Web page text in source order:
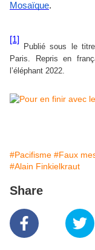
Mosaïque.
[1]
Publié sous le
Paris. Repris en
l’éléphant 2022.
#Pacifisme #Faux
#Alain Finkielkraut
Share